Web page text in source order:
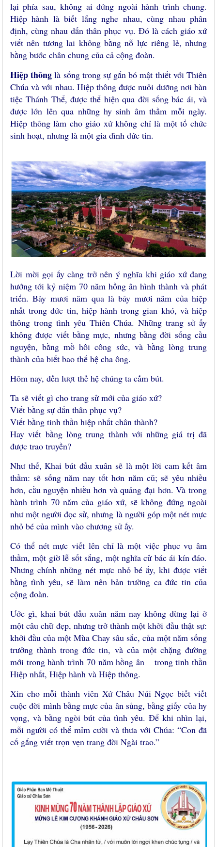
lại phía sau, không ai đứng ngoài hành trình chung.
Hiệp hành là biết lắng nghe nhau, cùng nhau phân
định, cùng nhau dấn thân phục vụ. Đó là cách giáo xứ
viết nên tương lai không bằng nỗ lực riêng lẻ, nhưng
bằng bước chân chung của cả cộng đoàn.
Hiệp thông là sống trong sự gắn bó mật thiết với Thiên
Chúa và với nhau. Hiệp thông được nuôi dưỡng nơi bàn
tiệc Thánh Thể, được thể hiện qua đời sống bác ái, và
được lớn lên qua những hy sinh âm thầm mỗi ngày.
Hiệp thông làm cho giáo xứ không chỉ là một tổ chức
sinh hoạt, nhưng là một gia đình đức tin.
Lời mời gọi ấy càng trở nên ý nghĩa khi giáo xứ đang
hướng tới kỷ niệm 70 năm hồng ân hình thành và phát
triển. Bảy mươi năm qua là bảy mươi năm của hiệp
nhất trong đức tin, hiệp hành trong gian khó, và hiệp
thông trong tình yêu Thiên Chúa. Những trang sử ấy
không được viết bằng mực, nhưng bằng đời sống cầu
nguyện, bằng mồ hôi công sức, và bằng lòng trung
thành của biết bao thế hệ cha ông.
Hôm nay, đến lượt thế hệ chúng ta cầm bút.
Ta sẽ viết gì cho trang sử mới của giáo xứ?
Viết bằng sự dấn thân phục vụ?
Viết bằng tinh thần hiệp nhất chân thành?
Hay viết bằng lòng trung thành với những giá trị đã
được trao truyền?
Như thế, Khai bút đầu xuân sẽ là một lời cam kết âm
thầm: sẽ sống năm nay tốt hơn năm cũ; sẽ yêu nhiều
hơn, cầu nguyện nhiều hơn và quảng đại hơn. Và trong
hành trình 70 năm của giáo xứ, sẽ không đứng ngoài
như một người đọc sử, nhưng là người góp một nét mực
nhỏ bé của mình vào chương sử ấy.
Có thể nét mực viết lên chỉ là một việc phục vụ âm
thầm, một giờ lễ sốt sắng, một nghĩa cử bác ái kín đáo.
Nhưng chính những nét mực nhỏ bé ấy, khi được viết
bằng tình yêu, sẽ làm nên bản trường ca đức tin của
cộng đoàn.
Ước gì, khai bút đầu xuân năm nay không dừng lại ở
một câu chữ đẹp, nhưng trở thành một khởi đầu thật sự:
khởi đầu của một Mùa Chay sâu sắc, của một năm sống
trưởng thành trong đức tin, và của một chặng đường
mới trong hành trình 70 năm hồng ân – trong tinh thần
Hiệp nhất, Hiệp hành và Hiệp thông.
Xin cho mỗi thành viên Xứ Châu Núi Ngọc biết viết
cuộc đời mình bằng mực của ân sủng, bằng giấy của hy
vọng, và bằng ngòi bút của tình yêu. Để khi nhìn lại,
mỗi người có thể mỉm cười và thưa với Chúa: “Con đã
cố gắng viết trọn vẹn trang đời Ngài trao.”